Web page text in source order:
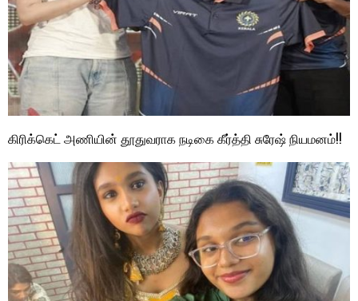
கிரிக்கெட் அணியின் தூதுவராக நடிகை கீர்த்தி சுரேஷ் நியமனம்!!